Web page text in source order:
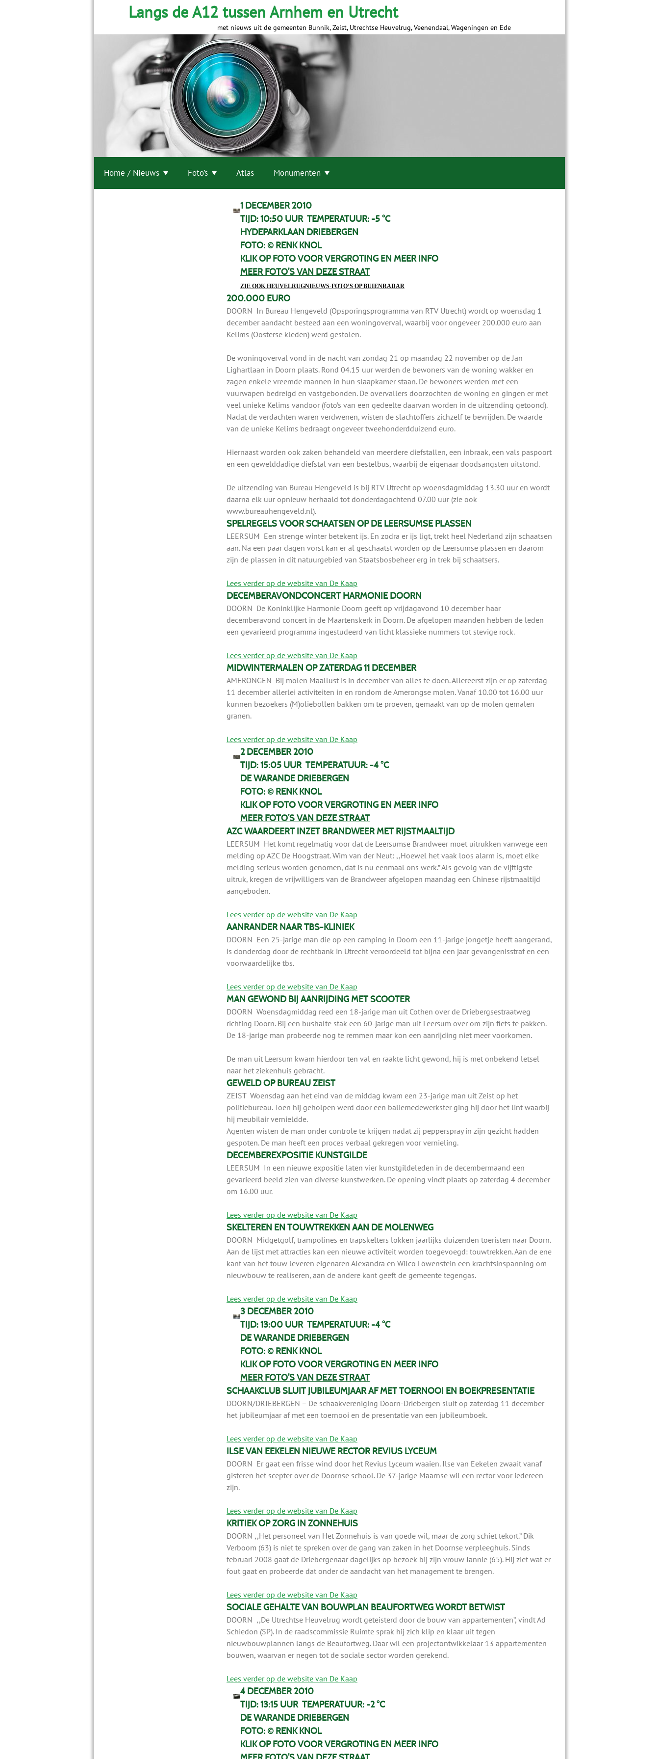
1 DECEMBER 2010
TIJD: 10:50 UUR TEMPERATUUR: -5 °C
HYDEPARKLAAN DRIEBERGEN
FOTO: © RENK KNOL
KLIK OP FOTO VOOR VERGROTING EN MEER INFO
MEER FOTO’S VAN DEZE STRAAT
ZIE OOK HEUVELRUGNIEUWS-FOTO’S OP BUIENRADAR
200.000 EURO
DOORN In Bureau Hengeveld (Opsporingsprogramma van RTV Utrecht) wordt op woensdag 1
december aandacht besteed aan een woningoverval, waarbij voor ongeveer 200.000 euro aan
Kelims (Oosterse kleden) werd gestolen.
De woningoverval vond in de nacht van zondag 21 op maandag 22 november op de Jan
Lighartlaan in Doorn plaats. Rond 04.15 uur werden de bewoners van de woning wakker en
zagen enkele vreemde mannen in hun slaapkamer staan. De bewoners werden met een
vuurwapen bedreigd en vastgebonden. De overvallers doorzochten de woning en gingen er met
veel unieke Kelims vandoor (foto’s van een gedeelte daarvan worden in de uitzending getoond).
Nadat de verdachten waren verdwenen, wisten de slachtoffers zichzelf te bevrijden. De waarde
van de unieke Kelims bedraagt ongeveer tweehonderdduizend euro.
Hiernaast worden ook zaken behandeld van meerdere diefstallen, een inbraak, een vals paspoort
en een gewelddadige diefstal van een bestelbus, waarbij de eigenaar doodsangsten uitstond.
De uitzending van Bureau Hengeveld is bij RTV Utrecht op woensdagmiddag 13.30 uur en wordt
daarna elk uur opnieuw herhaald tot donderdagochtend 07.00 uur (zie ook
www.bureauhengeveld.nl).
SPELREGELS VOOR SCHAATSEN OP DE LEERSUMSE PLASSEN
LEERSUM Een strenge winter betekent ijs. En zodra er ijs ligt, trekt heel Nederland zijn schaatsen
aan. Na een paar dagen vorst kan er al geschaatst worden op de Leersumse plassen en daarom
zijn de plassen in dit natuurgebied van Staatsbosbeheer erg in trek bij schaatsers.
Lees verder op de website van De Kaap
DECEMBERAVONDCONCERT HARMONIE DOORN
DOORN De Koninklijke Harmonie Doorn geeft op vrijdagavond 10 december haar
decemberavond concert in de Maartenskerk in Doorn. De afgelopen maanden hebben de leden
een gevarieerd programma ingestudeerd van licht klassieke nummers tot stevige rock.
Lees verder op de website van De Kaap
MIDWINTERMALEN OP ZATERDAG 11 DECEMBER
AMERONGEN Bij molen Maallust is in december van alles te doen. Allereerst zijn er op zaterdag
11 december allerlei activiteiten in en rondom de Amerongse molen. Vanaf 10.00 tot 16.00 uur
kunnen bezoekers (M)oliebollen bakken om te proeven, gemaakt van op de molen gemalen
granen.
Lees verder op de website van De Kaap
2 DECEMBER 2010
TIJD: 15:05 UUR TEMPERATUUR: -4 °C
DE WARANDE DRIEBERGEN
FOTO: © RENK KNOL
KLIK OP FOTO VOOR VERGROTING EN MEER INFO
MEER FOTO’S VAN DEZE STRAAT
AZC WAARDEERT INZET BRANDWEER MET RIJSTMAALTIJD
LEERSUM Het komt regelmatig voor dat de Leersumse Brandweer moet uitrukken vanwege een
melding op AZC De Hoogstraat. Wim van der Neut: ,,Hoewel het vaak loos alarm is, moet elke
melding serieus worden genomen, dat is nu eenmaal ons werk.” Als gevolg van de vijftigste
uitruk, kregen de vrijwilligers van de Brandweer afgelopen maandag een Chinese rijstmaaltijd
aangeboden.
Lees verder op de website van De Kaap
AANRANDER NAAR TBS-KLINIEK
DOORN Een 25-jarige man die op een camping in Doorn een 11-jarige jongetje heeft aangerand,
is donderdag door de rechtbank in Utrecht veroordeeld tot bijna een jaar gevangenisstraf en een
voorwaardelijke tbs.
Lees verder op de website van De Kaap
MAN GEWOND BIJ AANRIJDING MET SCOOTER
DOORN Woensdagmiddag reed een 18-jarige man uit Cothen over de Driebergsestraatweg
richting Doorn. Bij een bushalte stak een 60-jarige man uit Leersum over om zijn fiets te pakken.
De 18-jarige man probeerde nog te remmen maar kon een aanrijding niet meer voorkomen.
De man uit Leersum kwam hierdoor ten val en raakte licht gewond, hij is met onbekend letsel
naar het ziekenhuis gebracht.
GEWELD OP BUREAU ZEIST
ZEIST Woensdag aan het eind van de middag kwam een 23-jarige man uit Zeist op het
politiebureau. Toen hij geholpen werd door een baliemedewerkster ging hij door het lint waarbij
hij meubilair vernieldde.
Agenten wisten de man onder controle te krijgen nadat zij pepperspray in zijn gezicht hadden
gespoten. De man heeft een proces verbaal gekregen voor vernieling.
DECEMBEREXPOSITIE KUNSTGILDE
LEERSUM In een nieuwe expositie laten vier kunstgildeleden in de decembermaand een
gevarieerd beeld zien van diverse kunstwerken. De opening vindt plaats op zaterdag 4 december
om 16.00 uur.
Lees verder op de website van De Kaap
SKELTEREN EN TOUWTREKKEN AAN DE MOLENWEG
DOORN Midgetgolf, trampolines en trapskelters lokken jaarlijks duizenden toeristen naar Doorn.
Aan de lijst met attracties kan een nieuwe activiteit worden toegevoegd: touwtrekken. Aan de ene
kant van het touw leveren eigenaren Alexandra en Wilco Löwenstein een krachtsinspanning om
nieuwbouw te realiseren, aan de andere kant geeft de gemeente tegengas.
Lees verder op de website van De Kaap
3 DECEMBER 2010
TIJD: 13:00 UUR TEMPERATUUR: -4 °C
DE WARANDE DRIEBERGEN
FOTO: © RENK KNOL
KLIK OP FOTO VOOR VERGROTING EN MEER INFO
MEER FOTO’S VAN DEZE STRAAT
SCHAAKCLUB SLUIT JUBILEUMJAAR AF MET TOERNOOI EN BOEKPRESENTATIE
DOORN/DRIEBERGEN – De schaakvereniging Doorn-Driebergen sluit op zaterdag 11 december
het jubileumjaar af met een toernooi en de presentatie van een jubileumboek.
Lees verder op de website van De Kaap
ILSE VAN EEKELEN NIEUWE RECTOR REVIUS LYCEUM
DOORN Er gaat een frisse wind door het Revius Lyceum waaien. Ilse van Eekelen zwaait vanaf
gisteren het scepter over de Doornse school. De 37-jarige Maarnse wil een rector voor iedereen
zijn.
Lees verder op de website van De Kaap
KRITIEK OP ZORG IN ZONNEHUIS
DOORN ,,Het personeel van Het Zonnehuis is van goede wil, maar de zorg schiet tekort.” Dik
Verboom (63) is niet te spreken over de gang van zaken in het Doornse verpleeghuis. Sinds
februari 2008 gaat de Driebergenaar dagelijks op bezoek bij zijn vrouw Jannie (65). Hij ziet wat er
fout gaat en probeerde dat onder de aandacht van het management te brengen.
Lees verder op de website van De Kaap
SOCIALE GEHALTE VAN BOUWPLAN BEAUFORTWEG WORDT BETWIST
DOORN ,,De Utrechtse Heuvelrug wordt geteisterd door de bouw van appartementen”, vindt Ad
Schiedon (SP). In de raadscommissie Ruimte sprak hij zich klip en klaar uit tegen
nieuwbouwplannen langs de Beaufortweg. Daar wil een projectontwikkelaar 13 appartementen
bouwen, waarvan er negen tot de sociale sector worden gerekend.
Lees verder op de website van De Kaap
4 DECEMBER 2010
TIJD: 13:15 UUR TEMPERATUUR: -2 °C
DE WARANDE DRIEBERGEN
FOTO: © RENK KNOL
KLIK OP FOTO VOOR VERGROTING EN MEER INFO
Langs de A12 tussen Arnhem en Utrecht
met nieuws uit de gemeenten Bunnik, Zeist, Utrechtse Heuvelrug, Veenendaal, Wageningen en Ede
Home / Nieuws Foto’s Atlas Monumenten